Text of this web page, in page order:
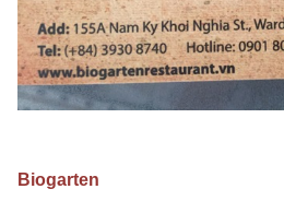
Biogarten